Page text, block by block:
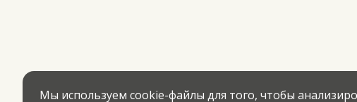
Мы используем cookie-файлы для того, чтобы